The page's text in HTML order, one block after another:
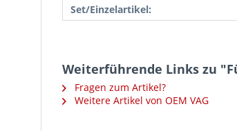
Set/Einzelartikel:
Weiterführende Links zu
Fragen zum Artikel?
Weitere Artikel von OEM VAG